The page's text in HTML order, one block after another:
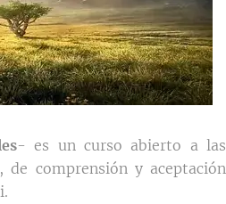
- es un curso abierto a las
comprensión y aceptación